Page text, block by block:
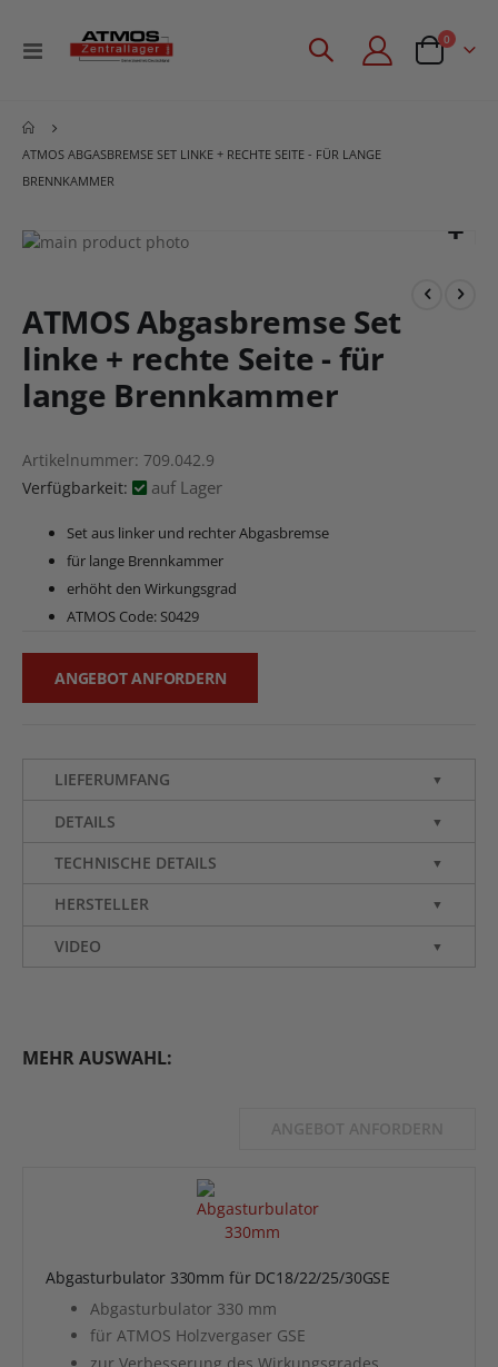
Navigation
0 Artikel
ATMOS ABGASBREMSE SET LINKE + RECHTE SEITE - FÜR LANGE
BRENNKAMMER
Zum
Bildgalerie
springen
der
Bildgalerie
springen
ATMOS Abgasbremse Set
linke + rechte Seite - für
lange Brennkammer
Artikelnummer 709.042.9
Verfügbarkeit:
auf Lager
Set aus linker und rechter Abgasbremse
für lange Brennkammer
erhöht den Wirkungsgrad
ATMOS Code: S0429
ANGEBOT ANFORDERN
LIEFERUMFANG ▼
DETAILS ▼
TECHNISCHE DETAILS ▼
HERSTELLER ▼
VIDEO ▼
MEHR AUSWAHL:
ANGEBOT ANFORDERN
Abgasturbulator 330mm für DC18/22/25/30GSE
Abgasturbulator 330 mm
für ATMOS Holzvergaser GSE